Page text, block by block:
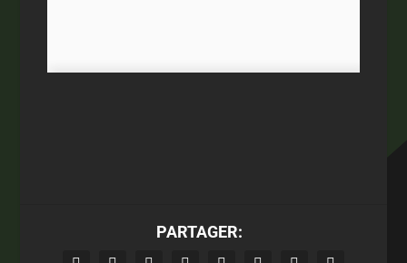
PARTAGER: